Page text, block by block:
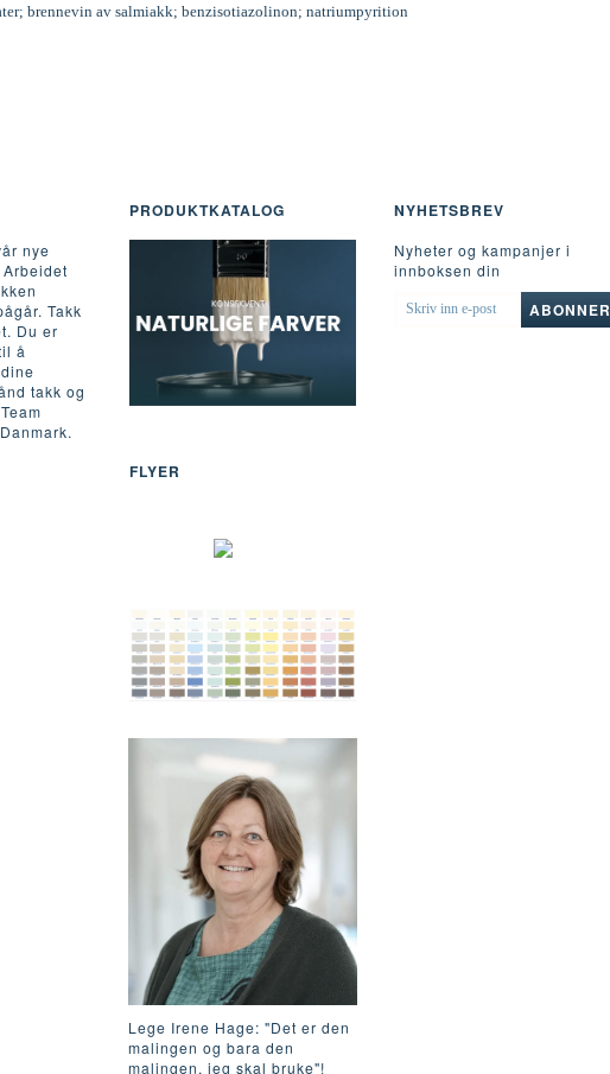
brennevin av salmiakk; benzisotiazolinon; natriumpyrition
nye
Takk
Du er
å
takk og
PRODUKTKATALOG
FLYER
Lege Irene Hage: "Det er den
malingen og bara den
malingen, jeg skal bruke"!
NYHETSBREV
Nyheter og kampanjer i
innboksen din
SKRIV
ABONNER